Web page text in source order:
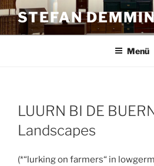
Zum
Inhalt
springen
STEFAN
Menü
LUURN BI DE
Landscapes
(*“lurking on farmers“ in